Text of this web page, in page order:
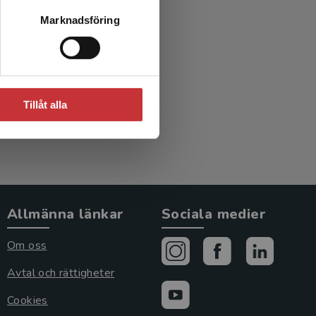
Marknadsföring
Tillåt alla
Allmänna länkar
Om oss
Avtal och rättigheter
Cookies
Sociala medier